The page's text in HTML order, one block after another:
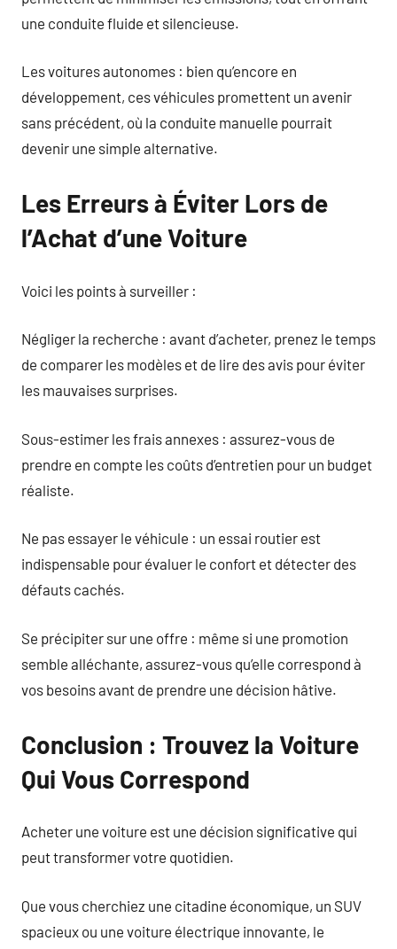
une conduite fluide et silencieuse.
Les voitures autonomes : bien qu’encore en
développement, ces véhicules promettent un avenir
sans précédent, où la conduite manuelle pourrait
devenir une simple alternative.
Les Erreurs à Éviter Lors de
l’Achat d’une Voiture
Voici les points à surveiller :
Négliger la recherche : avant d’acheter, prenez le temps
de comparer les modèles et de lire des avis pour éviter
les mauvaises surprises.
Sous-estimer les frais annexes : assurez-vous de
prendre en compte les coûts d’entretien pour un budget
réaliste.
Ne pas essayer le véhicule : un essai routier est
indispensable pour évaluer le confort et détecter des
défauts cachés.
Se précipiter sur une offre : même si une promotion
semble alléchante, assurez-vous qu’elle correspond à
vos besoins avant de prendre une décision hâtive.
Conclusion : Trouvez la Voiture
Qui Vous Correspond
Acheter une voiture est une décision significative qui
peut transformer votre quotidien.
Que vous cherchiez une citadine économique, un SUV
spacieux ou une voiture électrique innovante, le